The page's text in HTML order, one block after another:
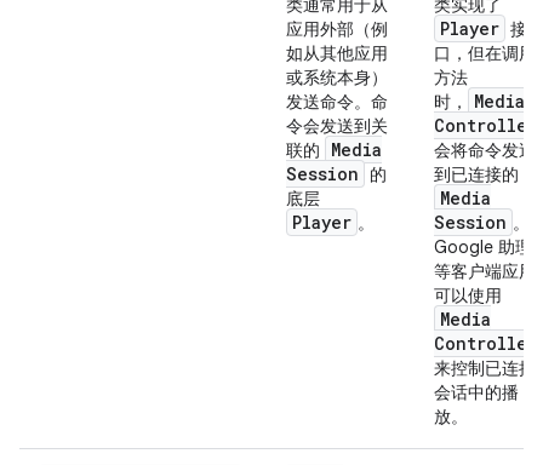
类通常用于从
应用外部（例
如从其他应用
或系统本身）
发送命令。命
令会发送到关
联的
Media
Session
的
底层
Player 。
类实现了
Player 接
口，但在调用
方法
时，
Media
Controller
会将命令发送
到已连接的
Media
Session 。
Google 助理
等客户端应用
可以使用
Media
Controller
来控制已连接
会话中的播
放。